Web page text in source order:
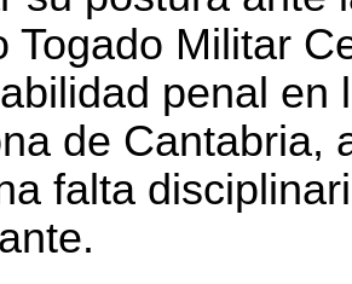
Togado Militar
penal en
de Cantabria,
falta